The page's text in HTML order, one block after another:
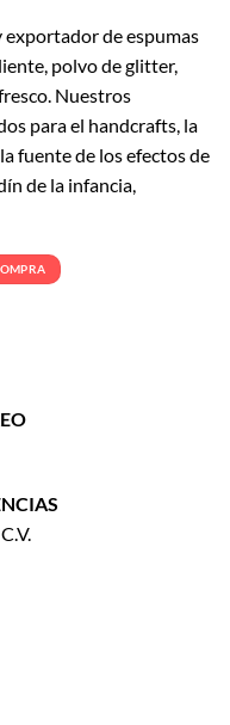
exportador de espumas
polvo de glitter,
Nuestros
para el handcrafts, la
fuente de los efectos de
de la infancia,